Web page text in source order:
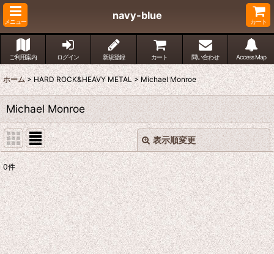
メニュー
navy-blue
カート
ご利用案内 ログイン 新規登録 カート 問い合わせ Access Map
ホーム > HARD ROCK&HEAVY METAL > Michael Monroe
Michael Monroe
表示順変更
表示数:
並び順:
絞り込む
閉じる
0件